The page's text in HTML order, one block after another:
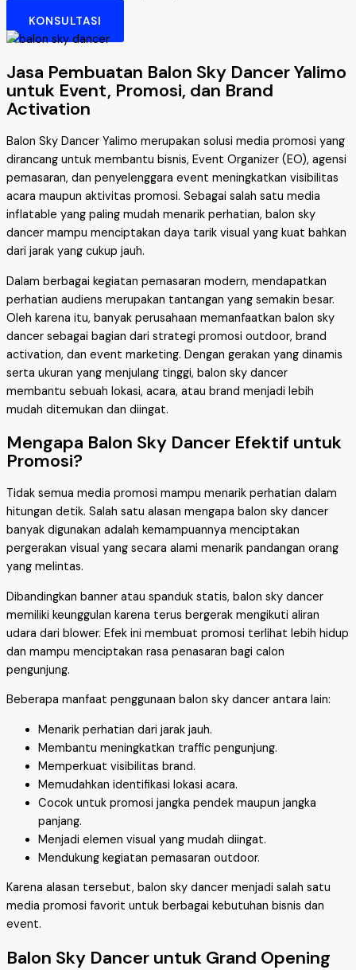
KONSULTASI
Jasa Pembuatan Balon Sky Dancer Yalimo
untuk Event, Promosi, dan Brand
Activation
Balon Sky Dancer Yalimo merupakan solusi media promosi yang
dirancang untuk membantu bisnis, Event Organizer (EO), agensi
pemasaran, dan penyelenggara event meningkatkan visibilitas
acara maupun aktivitas promosi. Sebagai salah satu media
inflatable yang paling mudah menarik perhatian, balon sky
dancer mampu menciptakan daya tarik visual yang kuat bahkan
dari jarak yang cukup jauh.
Dalam berbagai kegiatan pemasaran modern, mendapatkan
perhatian audiens merupakan tantangan yang semakin besar.
Oleh karena itu, banyak perusahaan memanfaatkan balon sky
dancer sebagai bagian dari strategi promosi outdoor, brand
activation, dan event marketing. Dengan gerakan yang dinamis
serta ukuran yang menjulang tinggi, balon sky dancer
membantu sebuah lokasi, acara, atau brand menjadi lebih
mudah ditemukan dan diingat.
Mengapa Balon Sky Dancer Efektif untuk
Promosi?
Tidak semua media promosi mampu menarik perhatian dalam
hitungan detik. Salah satu alasan mengapa balon sky dancer
banyak digunakan adalah kemampuannya menciptakan
pergerakan visual yang secara alami menarik pandangan orang
yang melintas.
Dibandingkan banner atau spanduk statis, balon sky dancer
memiliki keunggulan karena terus bergerak mengikuti aliran
udara dari blower. Efek ini membuat promosi terlihat lebih hidup
dan mampu menciptakan rasa penasaran bagi calon
pengunjung.
Beberapa manfaat penggunaan balon sky dancer antara lain:
Menarik perhatian dari jarak jauh.
Membantu meningkatkan traffic pengunjung.
Memperkuat visibilitas brand.
Memudahkan identifikasi lokasi acara.
Cocok untuk promosi jangka pendek maupun jangka
panjang.
Menjadi elemen visual yang mudah diingat.
Mendukung kegiatan pemasaran outdoor.
Karena alasan tersebut, balon sky dancer menjadi salah satu
media promosi favorit untuk berbagai kebutuhan bisnis dan
event.
Balon Sky Dancer untuk Grand Opening